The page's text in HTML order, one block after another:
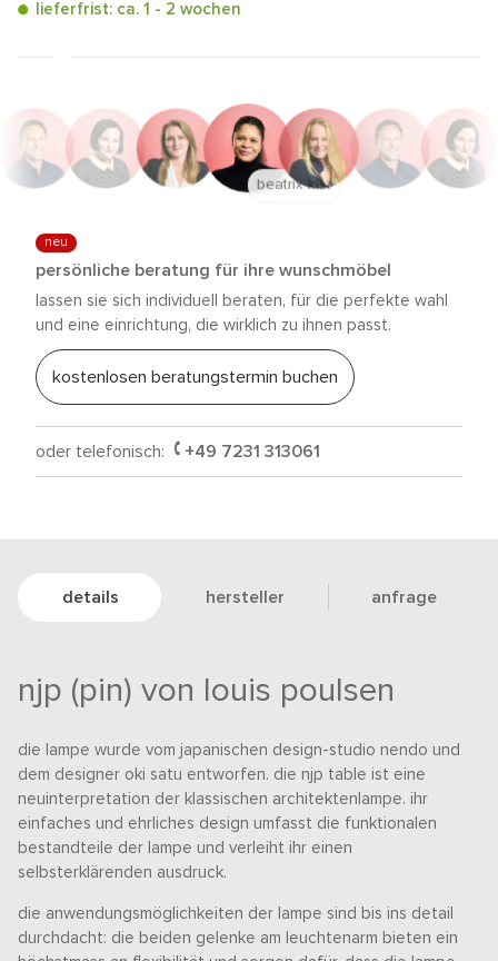
lieferfrist: ca. 1 - 2 wochen
neu
persönliche beratung für ihre wunschmöbel
lassen sie sich individuell beraten, für die perfekte wahl
und eine einrichtung, die wirklich zu ihnen passt.
kostenlosen beratungstermin buchen
oder telefonisch: +49 7231 313061
anna trautz
details hersteller anfrage
njp (pin) von louis poulsen
die lampe wurde vom japanischen design-studio nendo und
dem designer oki satu entworfen. die njp table ist eine
neuinterpretation der klassischen architektenlampe. ihr
einfaches und ehrliches design umfasst die funktionalen
bestandteile der lampe und verleiht ihr einen
selbsterklärenden ausdruck.
die anwendungsmöglichkeiten der lampe sind bis ins detail
durchdacht: die beiden gelenke am leuchtenarm bieten ein